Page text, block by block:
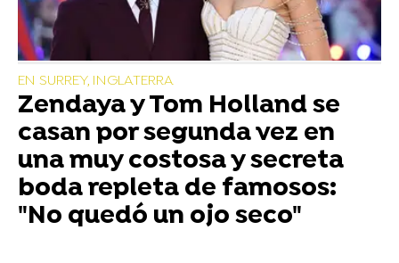
EN SURREY, INGLATERRA
Zendaya y Tom Holland se
casan por segunda vez en
una muy costosa y secreta
boda repleta de famosos:
"No quedó un ojo seco"